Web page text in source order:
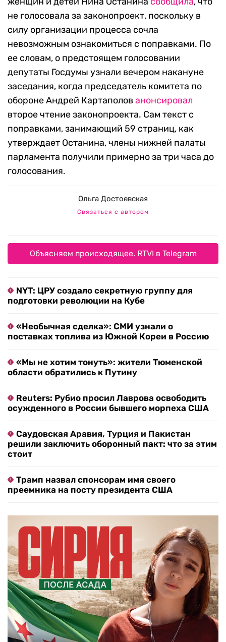
не голосовала за законопроект, поскольку в
силу организации процесса сочла
невозможным ознакомиться с поправками. По
ее словам, о предстоящем голосовании
депутаты Госдумы узнали вечером накануне
заседания, когда председатель комитета по
обороне Андрей Картаполов анонсировал
второе чтение законопроекта. Сам текст с
поправками, занимающий 59 страниц, как
утверждает Останина, члены нижней палаты
парламента получили примерно за три часа до
голосования.
Ольга Достоевская
Связаться с автором
Объясняем происходящее. RTVI в Telegram
NYT: ЦРУ создало секретную группу для
подготовки революции на Кубе
«Необычная сделка»: СМИ узнали о
поставках топлива из Южной Кореи в Россию
«Мы не хотим тонуть»: жители Тюменской
области обратились к Путину
Reuters: Рубио просил Лаврова освободить
осужденного в России бывшего морпеха США
Саудовская Аравия, Турция и Пакистан
решили заключить оборонный пакт: что за этим
стоит
Трамп назвал спонсорам имя своего
преемника на посту президента США